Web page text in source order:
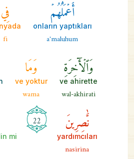
أَعۡمَٰلُهُمۡ
onların yaptıkları
a'maluhum
فِي
fi
وَٱلۡأٓخِرَةِ
ve ahirette
wal-akhirati
وَمَا
ve yoktur
wama
نَّٰصِرِينَ
yardımcıları
nasirina
22
mi?